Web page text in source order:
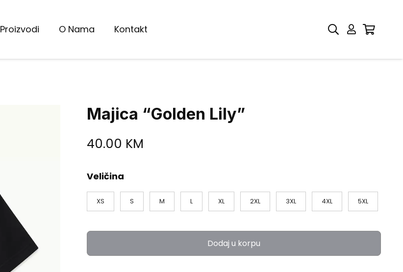
Proizvodi O Nama Kontakt
Majica “Golden Lily”
40.00 KM
Veličina
XS S M L XL 2XL 3XL 4XL 5XL
Dodaj u korpu